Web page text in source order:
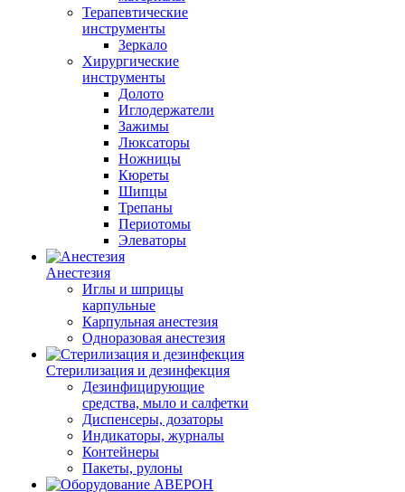
Терапевтические
инструменты
Зеркало
Хирургические
инструменты
Долото
Иглодержатели
Зажимы
Люксаторы
Ножницы
Кюреты
Шипцы
Трепаны
Периотомы
Элеваторы
Анестезия
Иглы и шприцы
карпульные
Карпульная анестезия
Одноразовая анестезия
Стерилизация и дезинфекция
Дезинфицирующие
средства, мыло и салфетки
Диспенсеры, дозаторы
Индикаторы, журналы
Контейнеры
Пакеты, рулоны